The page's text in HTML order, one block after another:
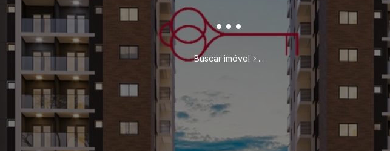
...
Buscar imóvel ...